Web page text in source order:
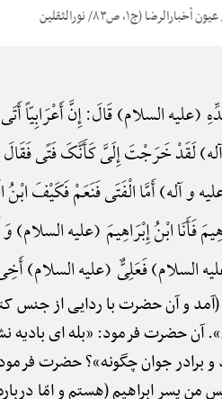
السلام) قَالَ: إِنَّ أَعْرَابِیّاً
آله) لَقَدْ خَرَجْتَ إِلَیَّ کَأَنَّکَ فَتًی
و آله) أَمَّا الْفَتَی فَنَعَمْ فَکَیْفَ
ابْنُ إِبْرَاهِیمَ (علیه السلام)
السلام) فَعَلِیٌّ (علیه السلام)
و آن حضرت با ردایی از جنس
حضرت فرمود: «بله ای بادیه
برادر جوان چگونه»؟ حضرت
پسر ابراهیم (هستم و امّا